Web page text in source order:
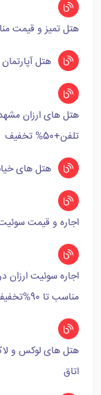
هتل تمیز و قیمت
هتل
هتل های ارزان
تلفن+50% تخفیف
هتل های خیابان امام رضا
اجاره و قیمت سوئیت در
اجاره سوئیت ارزان
مناسب تا 90%تخفیف
هتل های لوکس و
اتاق